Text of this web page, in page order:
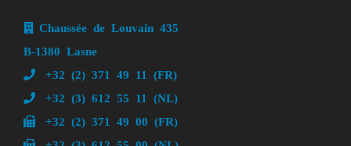
Chaussée de Louvain 435
B-1380 Lasne
+32 (2) 371 49 11 (FR)
+32 (3) 612 55 11 (NL)
+32 (2) 371 49 00 (FR)